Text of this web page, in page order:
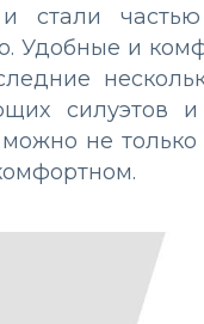
стали
Удобные и
силуэтов и
не